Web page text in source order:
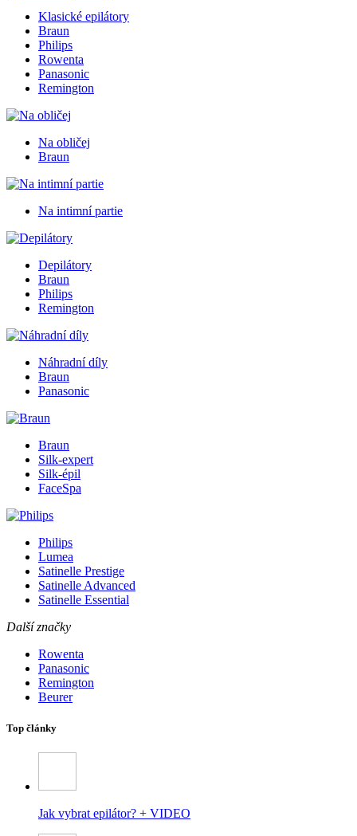
Klasické epilátory
Braun
Philips
Rowenta
Panasonic
Remington
Na obličej
Braun
Na intimní partie
Depilátory
Braun
Philips
Remington
Náhradní díly
Braun
Panasonic
Braun
Silk-expert
Silk-épil
FaceSpa
Philips
Lumea
Satinelle Prestige
Satinelle Advanced
Satinelle Essential
Další značky
Rowenta
Panasonic
Remington
Beurer
Top články
Jak vybrat epilátor? + VIDEO